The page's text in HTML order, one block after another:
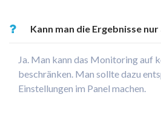
Kann man die Ergebnisse
Internetseite/Blog/FanPage
Ja. Man kann das Monitoring auf
beschränken. Man sollte dazu
Einstellungen im Panel machen.